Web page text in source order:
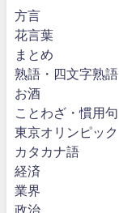
方言
花言葉
まとめ
熟語・四文字熟語
お酒
ことわざ・慣用句
東京オリンピック
カタカナ語
経済
業界
政治